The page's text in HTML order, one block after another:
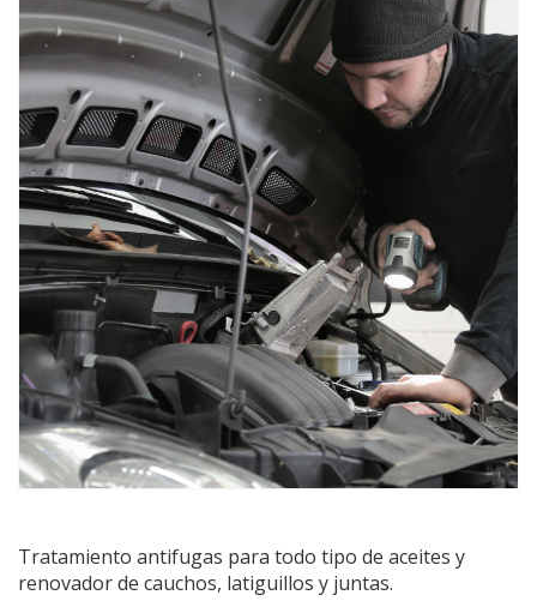
Tratamiento antifugas para todo tipo de aceites y
renovador de cauchos, latiguillos y juntas.